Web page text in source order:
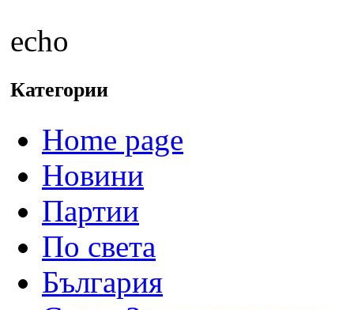
echo
Категории
Home page
Новини
Партии
По света
България